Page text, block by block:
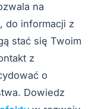
na
do informacji z
stać się Twoim
z
o
Dowiedz